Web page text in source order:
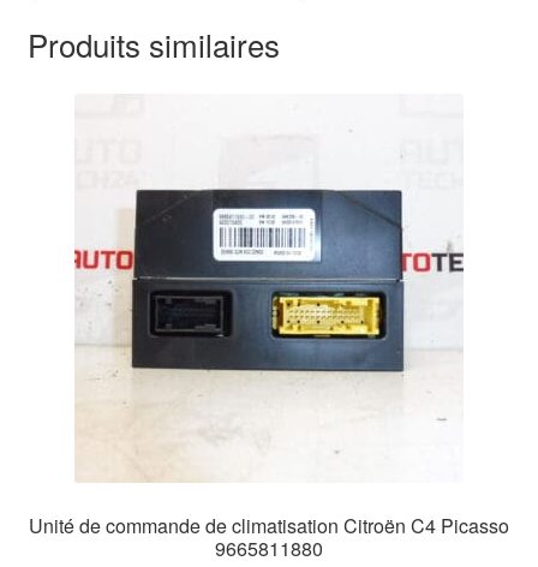
Produits similaires
Unité de commande de climatisation Citroën C4 Picasso
9665811880